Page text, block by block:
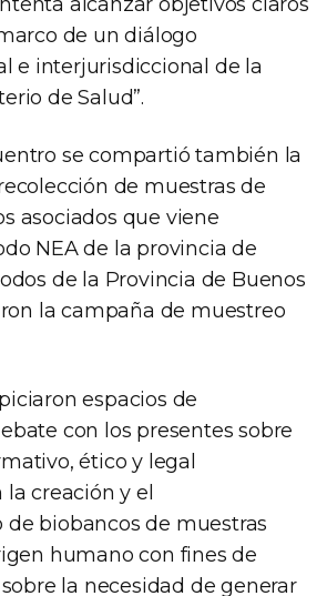
de un diálogo
e interjurisdiccional de la
de Salud”.
se compartió también la
de muestras de
asociados que viene
NEA de la provincia de
de la Provincia de Buenos
la campaña de muestreo
espacios de
con los presentes sobre
ético y legal
creación y el
biobancos de muestras
humano con fines de
la necesidad de generar